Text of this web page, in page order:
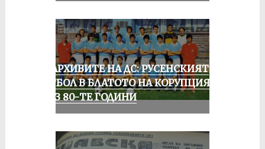
ИЗ АРХИВИТЕ НА ДС: РУСЕНСКИЯТ
ФУТБОЛ В БЛАТОТО НА КОРУПЦИЯТА
ПРЕЗ 80-ТЕ ГОДИНИ